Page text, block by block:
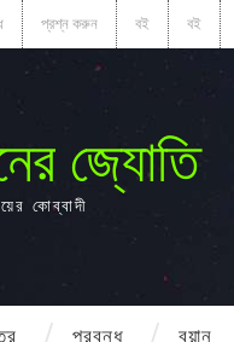
প্রশ্ন করুন বই বই
জ্যোতি
কোব্বাদী
প্রবন্ধ বয়ান